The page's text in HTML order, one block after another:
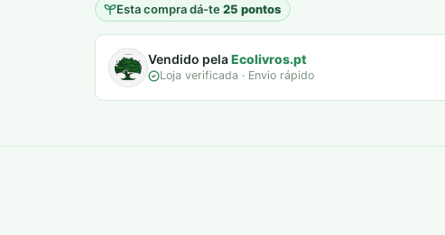
Esta compra dá-te25 pontos
Vendido pelaEcolivros.pt
Loja verificada · Envio rápido